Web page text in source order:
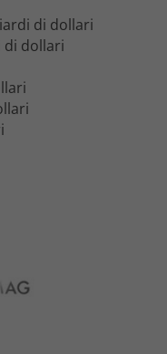
di dollari
di dollari